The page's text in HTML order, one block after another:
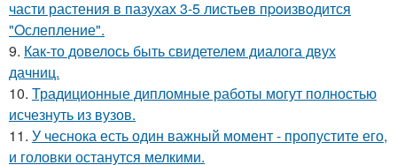
части растения в пазухах 3-5 листьев пpoизвoдится
"Oслепление".
9. Как-то довелось быть свидетелем диалога двух
дачниц.
10. Традиционные дипломные работы могут полностью
исчезнуть из вузов.
11. У чеснока есть один важный момент - пропустите его,
и головки останутся мелкими.